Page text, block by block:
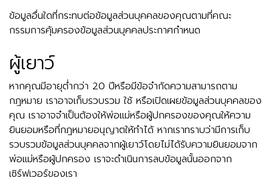
ข้อมูลอื่นใดที่กระทบต่อข้อมูลส่วนบุคคลของคุณตามที่คณะ
กรรมการคุ้มครองข้อมูลส่วนบุคคลประกาศกำหนด
ผู้เยาว์
หากคุณมีอายุต่ำกว่า 20 ปีหรือมีข้อจำกัดความสามารถตาม
กฎหมาย เราอาจเก็บรวบรวม ใช้ หรือเปิดเผยข้อมูลส่วนบุคคลของ
คุณ เราอาจจำเป็นต้องให้พ่อแม่หรือผู้ปกครองของคุณให้ความ
ยินยอมหรือที่กฎหมายอนุญาตให้ทำได้ หากเราทราบว่ามีการเก็บ
รวบรวมข้อมูลส่วนบุคคลจากผู้เยาว์โดยไม่ได้รับความยินยอมจาก
พ่อแม่หรือผู้ปกครอง เราจะดำเนินการลบข้อมูลนั้นออกจาก
เซิร์ฟเวอร์ของเรา